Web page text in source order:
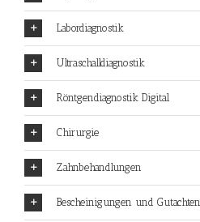
Labordiagnostik
Ultraschalldiagnostik
Röntgendiagnostik Digital
Chirurgie
Zahnbehandlungen
Bescheinigungen und Gutachten